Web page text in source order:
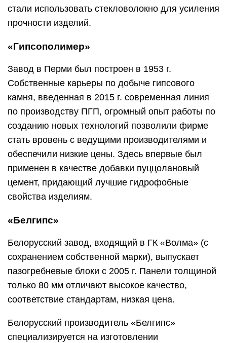
стали использовать стекловолокно для усиления
прочности изделий.
«Гипсополимер»
Завод в Перми был построен в 1953 г.
Собственные карьеры по добыче гипсового
камня, введенная в 2015 г. современная линия
по производству ПГП, огромный опыт работы по
созданию новых технологий позволили фирме
стать вровень с ведущими производителями и
обеспечили низкие цены. Здесь впервые был
применен в качестве добавки пуццолановый
цемент, придающий лучшие гидрофобные
свойства изделиям.
«Белгипс»
Белорусский завод, входящий в ГК «Волма» (с
сохранением собственной марки), выпускает
пазогребневые блоки с 2005 г. Панели толщиной
только 80 мм отличают высокое качество,
соответствие стандартам, низкая цена.
Белорусский производитель «Белгипс»
специализируется на изготовлении